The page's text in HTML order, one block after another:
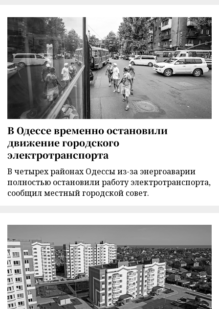
В Одессе временно остановили
движение городского
электротранспорта
В четырех районах Одессы из-за энергоаварии
полностью остановили работу электротранспорта,
сообщил местный городской совет.